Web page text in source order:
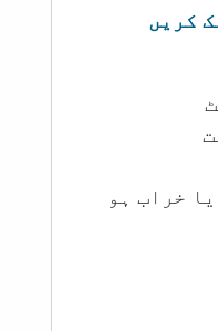
خراب ہو